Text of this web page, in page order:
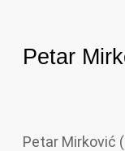
Petar
Petar Mirković